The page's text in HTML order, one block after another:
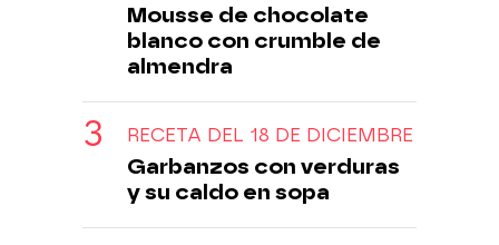
Mousse de chocolate
blanco con crumble de
almendra
RECETA DEL 18 DE DICIEMBRE
Garbanzos con verduras
y su caldo en sopa